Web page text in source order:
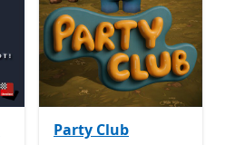
Party Club